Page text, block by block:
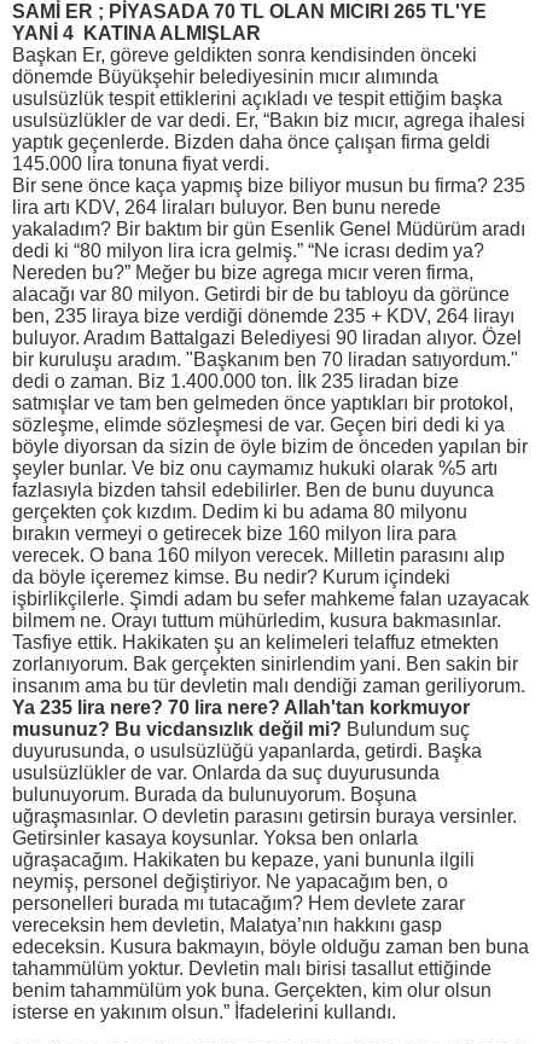
SAMİ ER ; PİYASADA 70 TL OLAN MICIRI 265 TL'YE
YANİ 4 KATINA ALMIŞLAR
Başkan Er, göreve geldikten sonra kendisinden önceki
dönemde Büyükşehir belediyesinin mıcır alımında
usulsüzlük tespit ettiklerini açıkladı ve tespit ettiğim başka
usulsüzlükler de var dedi. Er, “Bakın biz mıcır, agrega ihalesi
yaptık geçenlerde. Bizden daha önce çalışan firma geldi
145.000 lira tonuna fiyat verdi.
Bir sene önce kaça yapmış bize biliyor musun bu firma? 235
lira artı KDV, 264 liraları buluyor. Ben bunu nerede
yakaladım? Bir baktım bir gün Esenlik Genel Müdürüm aradı
dedi ki “80 milyon lira icra gelmiş.” “Ne icrası dedim ya?
Nereden bu?” Meğer bu bize agrega mıcır veren firma,
alacağı var 80 milyon. Getirdi bir de bu tabloyu da görünce
ben, 235 liraya bize verdiği dönemde 235 + KDV, 264 lirayı
buluyor. Aradım Battalgazi Belediyesi 90 liradan alıyor. Özel
bir kuruluşu aradım. "Başkanım ben 70 liradan satıyordum."
dedi o zaman. Biz 1.400.000 ton. İlk 235 liradan bize
satmışlar ve tam ben gelmeden önce yaptıkları bir protokol,
sözleşme, elimde sözleşmesi de var. Geçen biri dedi ki ya
böyle diyorsan da sizin de öyle bizim de önceden yapılan bir
şeyler bunlar. Ve biz onu caymamız hukuki olarak %5 artı
fazlasıyla bizden tahsil edebilirler. Ben de bunu duyunca
gerçekten çok kızdım. Dedim ki bu adama 80 milyonu
bırakın vermeyi o getirecek bize 160 milyon lira para
verecek. O bana 160 milyon verecek. Milletin parasını alıp
da böyle içeremez kimse. Bu nedir? Kurum içindeki
işbirlikçilerle. Şimdi adam bu sefer mahkeme falan uzayacak
bilmem ne. Orayı tuttum mühürledim, kusura bakmasınlar.
Tasfiye ettik. Hakikaten şu an kelimeleri telaffuz etmekten
zorlanıyorum. Bak gerçekten sinirlendim yani. Ben sakin bir
insanım ama bu tür devletin malı dendiği zaman geriliyorum.
Ya 235 lira nere? 70 lira nere? Allah'tan korkmuyor
musunuz? Bu vicdansızlık değil mi? Bulundum suç
duyurusunda, o usulsüzlüğü yapanlarda, getirdi. Başka
usulsüzlükler de var. Onlarda da suç duyurusunda
bulunuyorum. Burada da bulunuyorum. Boşuna
uğraşmasınlar. O devletin parasını getirsin buraya versinler.
Getirsinler kasaya koysunlar. Yoksa ben onlarla
uğraşacağım. Hakikaten bu kepaze, yani bununla ilgili
neymiş, personel değiştiriyor. Ne yapacağım ben, o
personelleri burada mı tutacağım? Hem devlete zarar
vereceksin hem devletin, Malatya’nın hakkını gasp
edeceksin. Kusura bakmayın, böyle olduğu zaman ben buna
tahammülüm yoktur. Devletin malı birisi tasallut ettiğinde
benim tahammülüm yok buna. Gerçekten, kim olur olsun
isterse en yakınım olsun.” İfadelerini kullandı.